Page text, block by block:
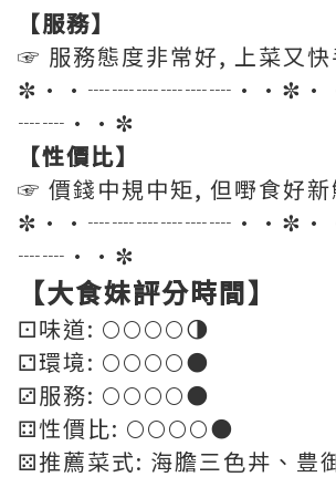
【服務】
☞ 服務態度非常好, 上菜又快
┈┈••✼
【性價比】
☞ 價錢中規中矩, 但嘢食好新
┈┈••✼
【大食妹評分時間】
⚀味道: 🌕🌕🌕🌕🌗
⚁環境: 🌕🌕🌕🌕🌑
⚂服務: 🌕🌕🌕🌕🌑
⚃性價比: 🌕🌕🌕🌕🌑
⚄推薦菜式: 海膽三色丼、豊